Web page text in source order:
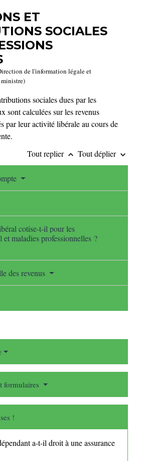
ET
SOCIALES
de l'information légale et
sociales dues par les
sont calculées sur les revenus
par leur activité libérale au cours de
Tout replier keyboard_arrow_up Tout déplier keyboard_arrow_down
cotise-t-il pour les
et maladies professionnelles ?
des revenus
formulaires
!
a-t-il droit à une assurance